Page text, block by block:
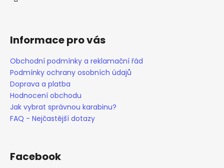
Informace pro vás
Obchodní podmínky a reklamační řád
Podmínky ochrany osobních údajů
Doprava a platba
Hodnocení obchodu
Jak vybrat správnou karabinu?
FAQ - Nejčastější dotazy
Facebook